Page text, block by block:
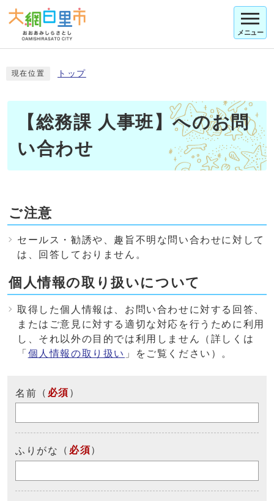
メニュー
現在位置 トップ
【総務課 人事班】へのお問
い合わせ
ご注意
セールス・勧誘や、趣旨不明な問い合わせに対して
は、回答しておりません。
個人情報の取り扱いについて
取得した個人情報は、お問い合わせに対する回答、
またはご意見に対する適切な対応を行うために利用
し、それ以外の目的では利用しません（詳しくは
「 個人情報の取り扱い 」をご覧ください）。
名前 （ 必須 ）
ふりがな （ 必須）